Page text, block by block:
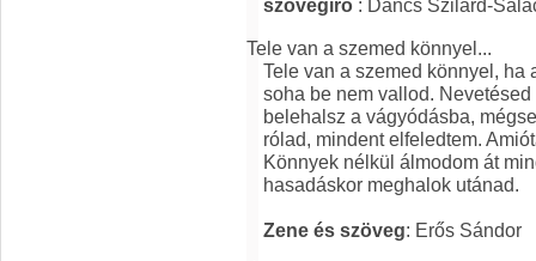
szövegíró : Dancs Szilárd-
Tele van a szemed könnyel...
Tele van a szemed könnyel, ha
soha be nem vallod.
belehalsz a vágyódásba,
rólad, mindent elfeledtem.
Könnyek nélkül álmodom át
hasadáskor meghalok utánad.
Zene és szöveg: Erős Sándor